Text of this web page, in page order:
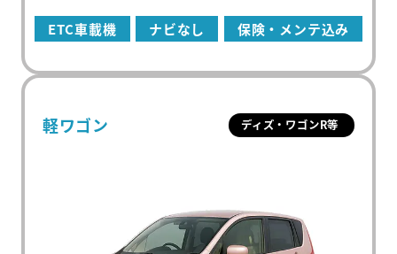
ETC車載機 ナビなし 保険・メンテ込み
軽ワゴン ディズ・ワゴンR等